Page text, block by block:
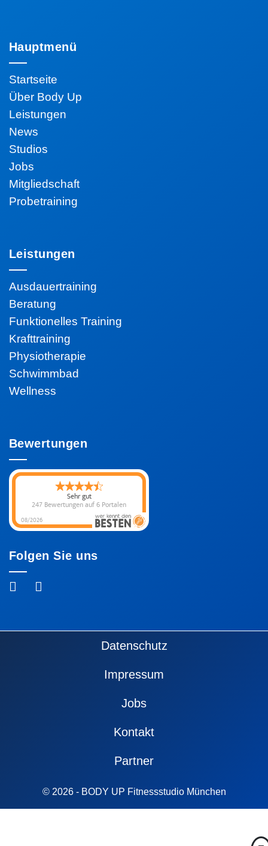
Hauptmenü
Startseite
Über Body Up
Leistungen
News
Studios
Jobs
Mitgliedschaft
Probetraining
Leistungen
Ausdauertraining
Beratung
Funktionelles Training
Krafttraining
Physiotherapie
Schwimmbad
Wellness
Bewertungen
Sehr gut
247 Bewertungenauf 6 Portalen
08/2026
Folgen Sie uns
© 2026 - BODY UP Fitnessstudio München
Datenschutz
Impressum
Jobs
Kontakt
Partner